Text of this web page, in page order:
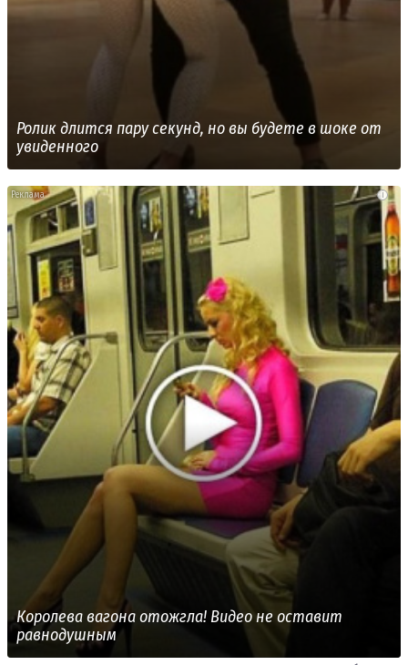
Ролик длится пару секунд, но вы будете в шоке от
увиденного
i
Королева вагона отожгла! Видео не оставит
равнодушным